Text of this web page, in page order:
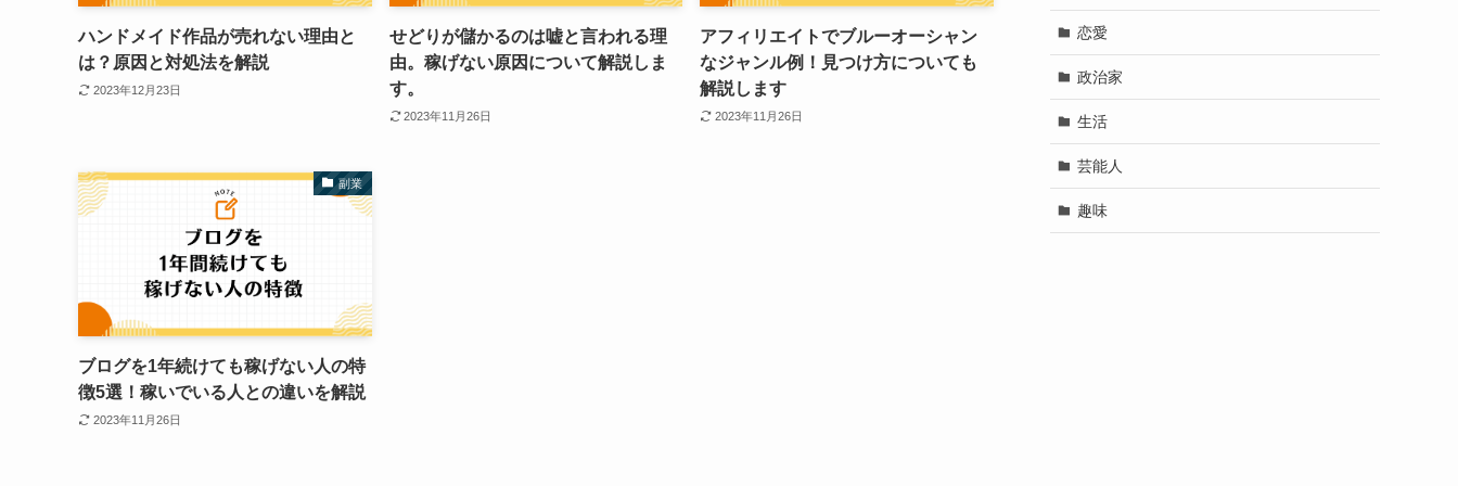
ハンドメイド作品が売れない理由と
は？原因と対処法を解説
2023年12月23日
せどりが儲かるのは嘘と言われる理
由。稼げない原因について解説しま
す。
2023年11月26日
アフィリエイトでブルーオーシャン
なジャンル例！見つけ方についても
解説します
2023年11月26日
副業
ブログを1年続けても稼げない人の特
徴5選！稼いでいる人との違いを解説
2023年11月26日
恋愛
政治家
生活
芸能人
趣味